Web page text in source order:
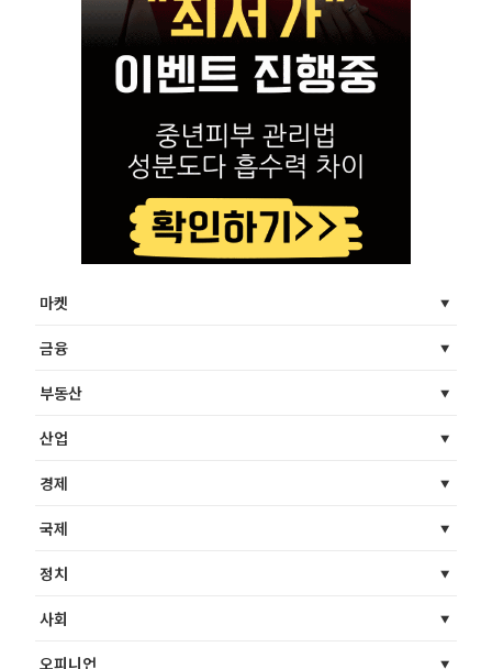
마켓
금융
부동산
산업
경제
국제
정치
사회
오피니언